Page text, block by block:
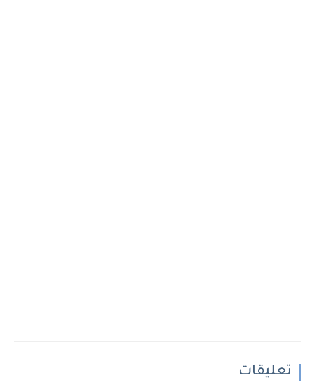
تعليقات